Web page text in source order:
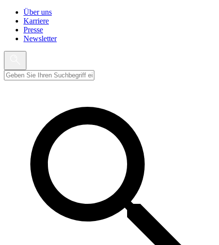
Über uns
Karriere
Presse
Newsletter